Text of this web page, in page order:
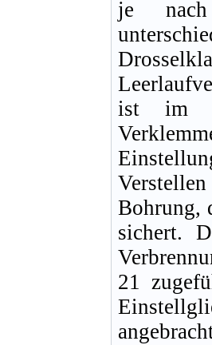
je
ist im
Bohrung,
sichert.
21